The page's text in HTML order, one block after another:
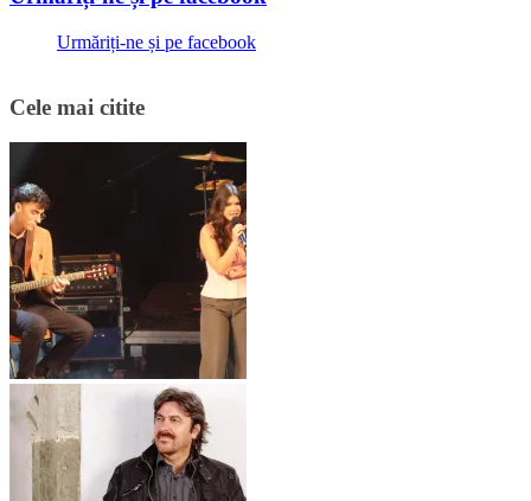
Urmăriți-ne și pe facebook
Cele mai citite